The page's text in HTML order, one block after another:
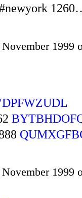
November 1999
November 1999